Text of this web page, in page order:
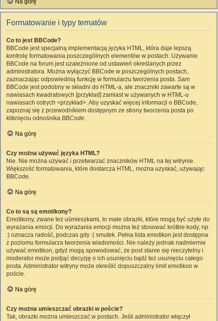
Na górę
Formatowanie i typy tematów
Co to jest BBCode?
BBCode jest specjalną implementacją języka HTML, która daje lepszą
kontrolę formatowania poszczególnych elementów w postach. Używanie
BBCode na forum jest uzależnione od ustawień określanych przez
administratora. Można wyłączyć BBCode w poszczególnych postach,
zaznaczając odpowiednią funkcję w formularzu tworzenia posta. Sam
BBCode jest podobny w składni do HTML-a, ale znaczniki zawarte są w
nawiasach kwadratowych [przykład] zamiast w używanych w HTML-u
nawiasach ostrych <przykład>. Aby uzyskać więcej informacji o BBCode,
zapoznaj się z przewodnikiem dostępnym ze strony tworzenia posta po
kliknięciu odnośnika BBCode.
Na górę
Czy można używać języka HTML?
Nie. Nie można używać i przetwarzać znaczników HTML na tej witrynie.
Większość formatowania, które dostarcza HTML, można uzyskać, używając
BBCode.
Na górę
Co to są są emotikony?
Emotikony, zwane też uśmieszkami, to małe obrazki, które mogą być użyte do
wyrażania emocji. Do wyrażania emocji można też stosować krótkie kody, np.
:) oznacza radość, podczas gdy :( smutek. Pełna lista emotikon jest dostępna
z poziomu formularza tworzenia wiadomości. Nie należy jednak nadmiernie
używać emotikon, gdyż mogą spowodować, że post stanie się nieczytelny i
moderator może podjąć decyzję o ich usunięciu bądź też usunięciu całego
posta. Administrator witryny może określić dopuszczalny limit emotikon w
poście.
Na górę
Czy można umieszczać obrazki w poście?
Tak, obrazki można umieszczać w postach. Jeśli administrator włączył